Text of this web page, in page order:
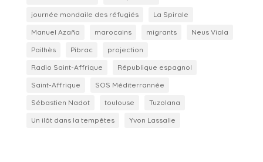
journée mondaile des réfugiés
La Spirale
Manuel Azaña
marocains migrants
Neus Viala
Pailhès
Pibrac
projection
Radio Saint-Affrique
République espagnol
Saint-Affrique
SOS Méditerrannée
Sébastien Nadot
toulouse
Tuzolana
Un ilôt dans la tempêtes
Yvon Lassalle